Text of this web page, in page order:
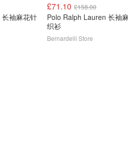
£71.10 £158.00
Polo Ralph Lauren 长袖麻花针
织衫
Bernardelli Store